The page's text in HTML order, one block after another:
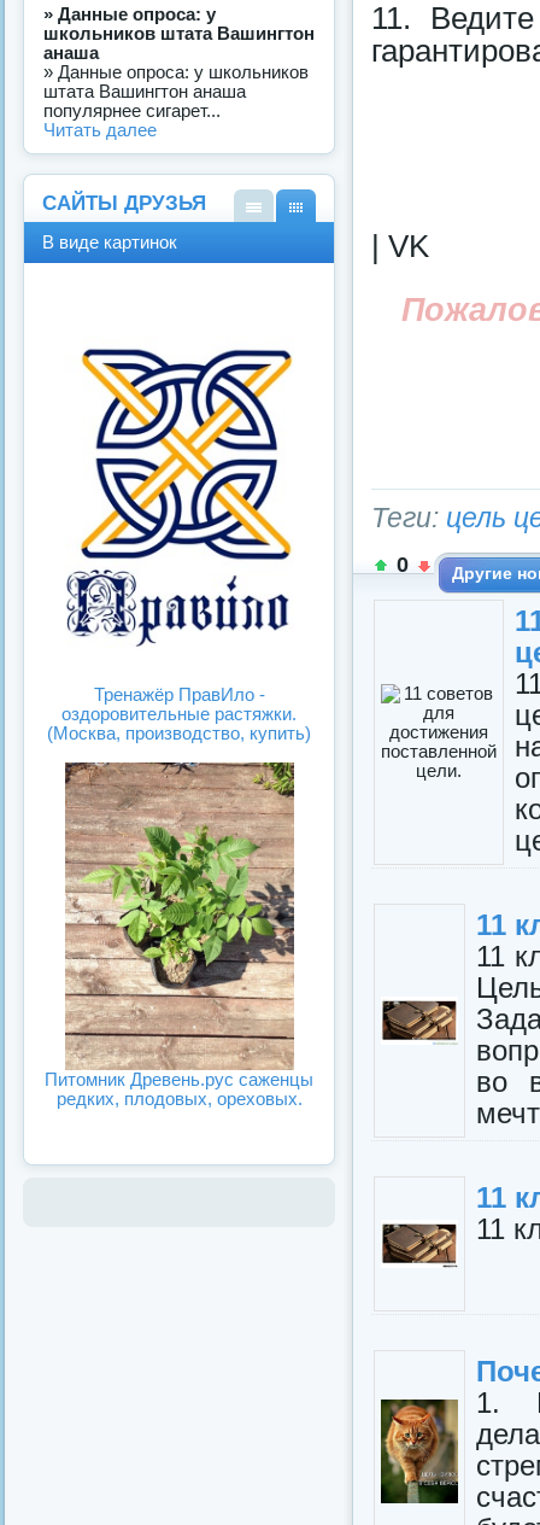
11.
| VK
Теги: цель
0 Другие
11
11
во
11
11
1.
» Данные опроса: у
школьников штата Вашингтон
анаша
» Данные опроса: у школьников
штата Вашингтон анаша
популярнее сигарет...
Читать далее
САЙТЫ ДРУЗЬЯ
В виде картинок
Тренажёр ПравИло -
оздоровительные растяжки.
(Москва, производство, купить)
Питомник Древень.рус саженцы
редких, плодовых, ореховых.